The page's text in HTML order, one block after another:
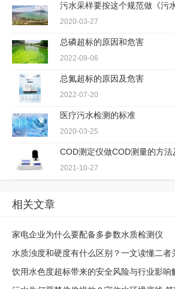
污水采样要按这个规范做《污
2020-03-27
总磷超标的原因和危害
2022-09-06
总氮超标的原因及危害
2022-07-20
医疗污水检测的标准
2020-03-25
COD测定仪做COD测量的方法
2021-10-27
相关文章
家电企业为什么要配备多参数水质检测仪
水质浊度和硬度有什么区别？一文读懂二者
饮用水色度超标带来的安全风险与行业影响